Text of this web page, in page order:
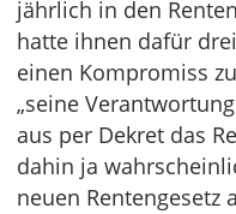
jährlich in den
hatte ihnen dafür
einen Kompromiss
„seine
aus per Dekret das
dahin ja
neuen Rentengesetz